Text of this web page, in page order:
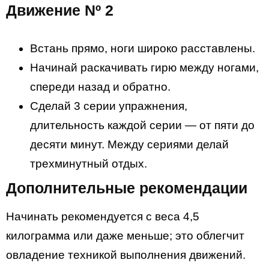
Движение Nº 2
Встань прямо, ноги широко расставлены.
Начинай раскачивать гирю между ногами,
спереди назад и обратно.
Сделай 3 серии упражнения,
длительность каждой серии — от пяти до
десяти минут. Между сериями делай
трехминутный отдых.
Дополнительные рекомендации
Начинать рекомендуется с веса 4,5
килограмма или даже меньше; это облегчит
овладение техникой выполнения движений.